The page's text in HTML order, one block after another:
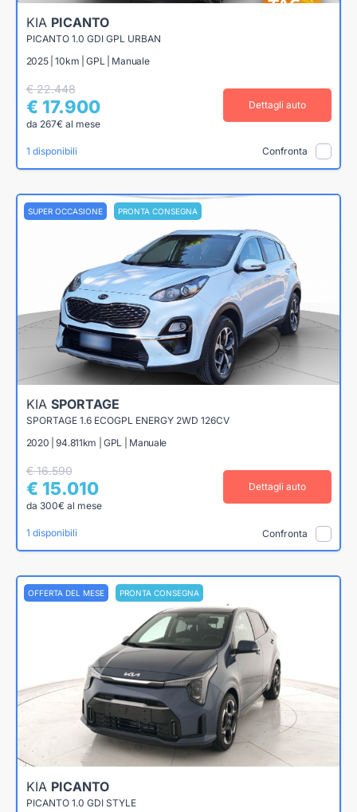
KIA PICANTO
PICANTO 1.0 GDI GPL URBAN
2025 | 10km | GPL | Manuale
€ 22.448
€ 17.900
da 267€ al mese
Dettagli auto
1 disponibili Confronta
SUPER OCCASIONE PRONTA CONSEGNA
KIA SPORTAGE
SPORTAGE 1.6 ECOGPL ENERGY 2WD 126CV
2020 | 94.811km | GPL | Manuale
€ 16.590
€ 15.010
da 300€ al mese
Dettagli auto
1 disponibili Confronta
OFFERTA DEL MESE PRONTA CONSEGNA
KIA PICANTO
PICANTO 1.0 GDI STYLE